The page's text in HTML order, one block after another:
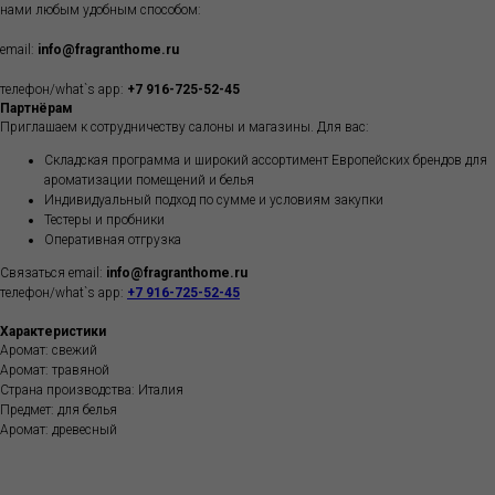
нами любым удобным способом:
email: info@fragranthome.ru
телефон/what`s app: +7 916-725-52-45
Партнёрам
Приглашаем к сотрудничеству салоны и магазины. Для вас:
Складская программа и широкий ассортимент Европейских брендов для
ароматизации помещений и белья
Индивидуальный подход по сумме и условиям закупки
Тестеры и пробники
Оперативная отгрузка
Связаться email: info@fragranthome.ru
телефон/what`s app: +7 916-725-52-45
Характеристики
Аромат: свежий
Аромат: травяной
Страна производства: Италия
Предмет: для белья
Аромат: древесный